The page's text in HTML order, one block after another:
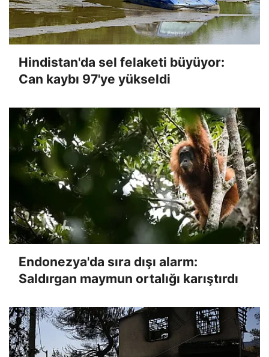
Hindistan'da sel felaketi büyüyor:
Can kaybı 97'ye yükseldi
Endonezya'da sıra dışı alarm:
Saldırgan maymun ortalığı karıştırdı